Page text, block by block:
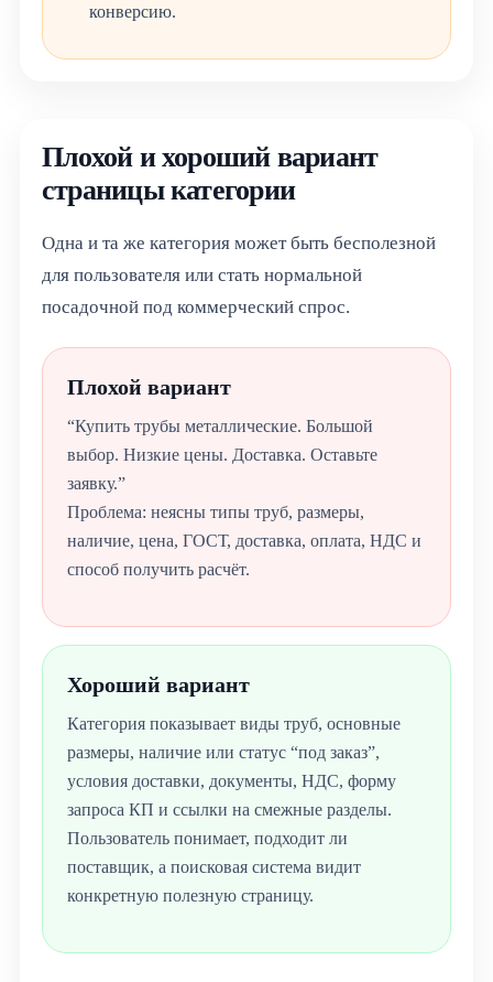
конверсию.
Плохой и хороший вариант
страницы категории
Одна и та же категория может быть бесполезной
для пользователя или стать нормальной
посадочной под коммерческий спрос.
Плохой вариант
“Купить трубы металлические. Большой
выбор. Низкие цены. Доставка. Оставьте
заявку.”
Проблема: неясны типы труб, размеры,
наличие, цена, ГОСТ, доставка, оплата, НДС и
способ получить расчёт.
Хороший вариант
Категория показывает виды труб, основные
размеры, наличие или статус “под заказ”,
условия доставки, документы, НДС, форму
запроса КП и ссылки на смежные разделы.
Пользователь понимает, подходит ли
поставщик, а поисковая система видит
конкретную полезную страницу.